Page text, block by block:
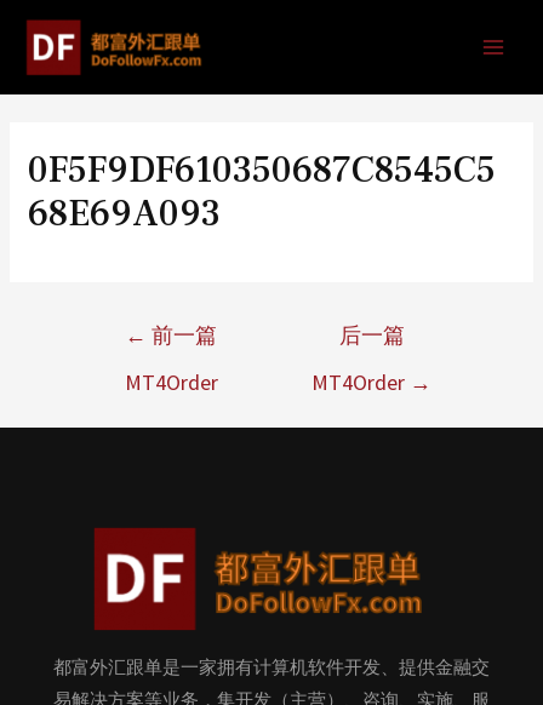
0F5F9DF610350687C8545C5
68E69A093
← 前一篇
MT4Order
后一篇
MT4Order →
都富外汇跟单是一家拥有计算机软件开发、提供金融交
易解决方案等业务，集开发（主营）、咨询、实施、服